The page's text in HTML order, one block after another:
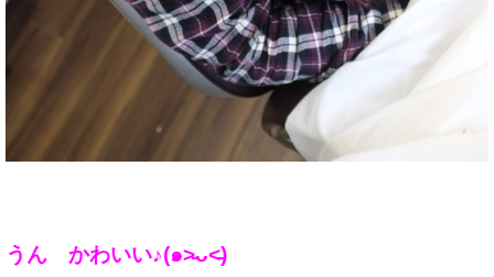
うん かわいい♪(๑˃̵ᴗ˂̵)